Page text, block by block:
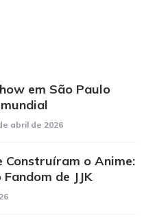
em São Paulo
abril de 2026
Construíram o Anime:
de JJK